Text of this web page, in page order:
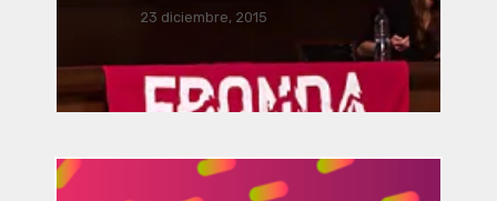
Vinculación / presentación
23 diciembre, 2015